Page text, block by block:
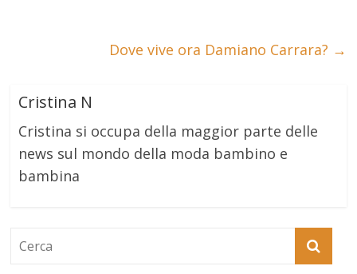
Dove vive ora Damiano Carrara? →
Cristina N
Cristina si occupa della maggior parte delle
news sul mondo della moda bambino e
bambina